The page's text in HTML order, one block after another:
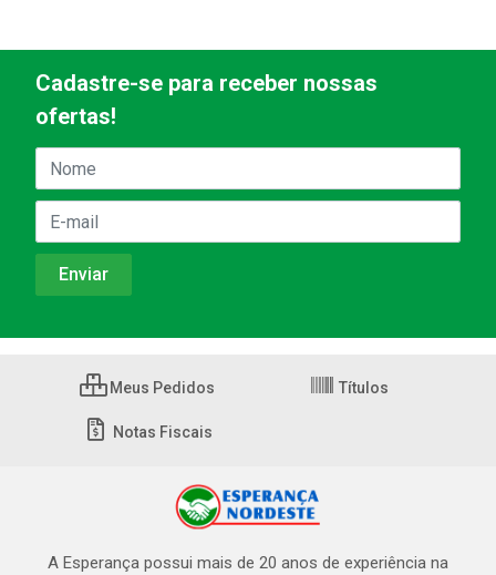
Cadastre-se para receber nossas
ofertas!
Meus Pedidos Títulos
Notas Fiscais
A Esperança possui mais de 20 anos de experiência na